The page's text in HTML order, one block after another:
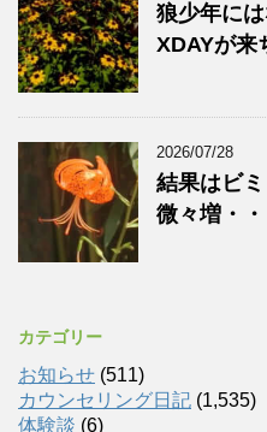
狼少年に
XDAYが来
2026/07/28
結果はビ
微々増・・
カテゴリー
お知らせ (511)
カウンセリング日記 (1,535)
体験談 (6)